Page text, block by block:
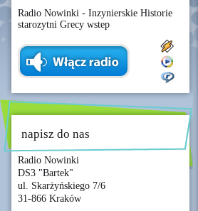
Radio Nowinki - Inzynierskie Historie
starozytni Grecy wstep
napisz do nas
Radio Nowinki
DS3 "Bartek"
ul. Skarżyńskiego 7/6
31-866 Kraków